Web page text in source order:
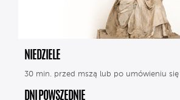
NIEDZIELE
30 min. przed mszą lub po umówieniu
DNI POWSZEDNIE